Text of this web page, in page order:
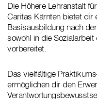
Die Höhere Lehranstalt
Caritas Kärnten bietet dir
Basisausbildung nach
sowohl in die
vorbereitet.
Das vielfältige
ermöglichen dir den